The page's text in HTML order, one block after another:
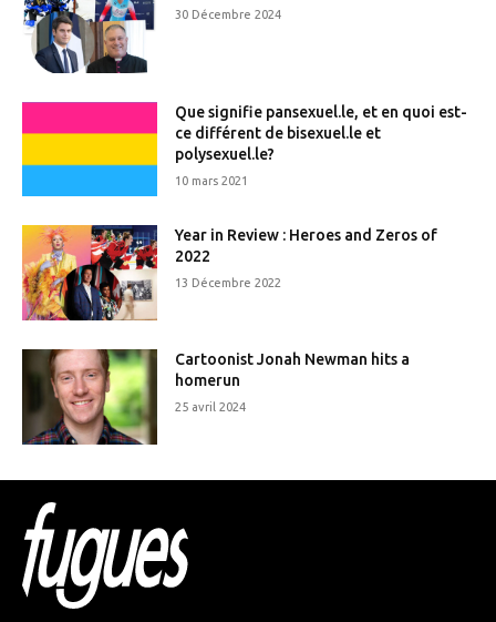
30 Décembre 2024
Que signifie pansexuel.le, et en quoi est-
ce différent de bisexuel.le et
polysexuel.le?
10 mars 2021
Year in Review : Heroes and Zeros of
2022
13 Décembre 2022
Cartoonist Jonah Newman hits a
homerun
25 avril 2024